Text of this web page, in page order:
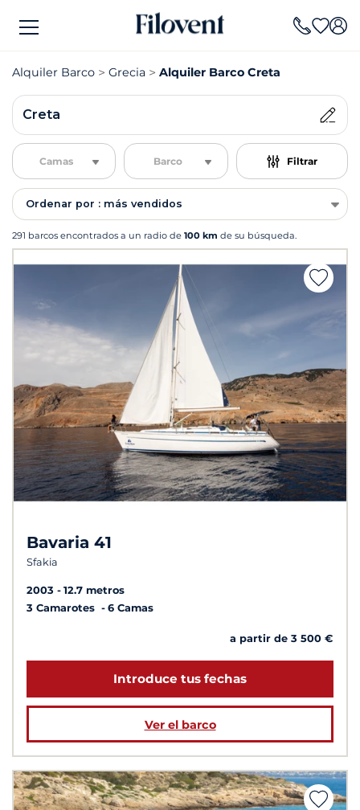
Alquiler Barco Grecia Alquiler Barco Creta
Creta
Camas Barco Filtrar
Ordenar por : más vendidos
291 barcos encontrados a un radio de 100 km de su búsqueda.
Bavaria 41
Sfakia
2003
12.7 metros
3 Camarotes
6 Camas
a partir de 3 500 €
Introduce tus fechas
Ver el barco